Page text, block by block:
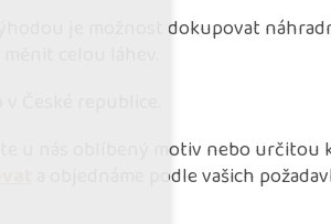
je možnost dokupovat
u nás oblíbený motiv nebo
a objednáme podle vašich